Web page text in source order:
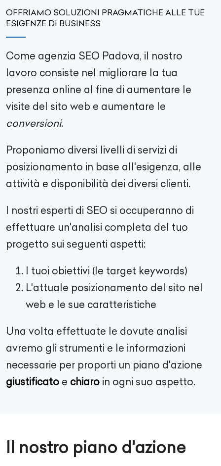
OFFRIAMO SOLUZIONI PRAGMATICHE ALLE TUE
ESIGENZE DI BUSINESS
Come agenzia SEO Padova, il nostro
lavoro consiste nel migliorare la tua
presenza online al fine di aumentare le
visite del sito web e aumentare le
conversioni.
Proponiamo diversi livelli di servizi di
posizionamento in base all'esigenza, alle
attività e disponibilità dei diversi clienti.
I nostri esperti di SEO si occuperanno di
effettuare un'analisi completa del tuo
progetto sui seguenti aspetti:
I tuoi obiettivi (le target keywords)
L'attuale posizionamento del sito nel
web e le sue caratteristiche
Una volta effettuate le dovute analisi
avremo gli strumenti e le informazioni
necessarie per proporti un piano d'azione
giustificato e chiaro in ogni suo aspetto.
Il nostro piano d'azione